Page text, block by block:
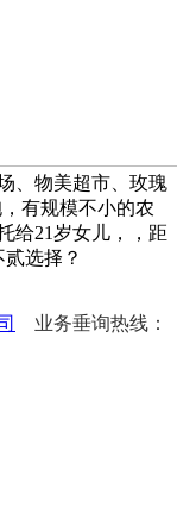
、物美超市、玫瑰
有规模不小的农
给21岁女儿，，距
选择？
业务垂询热线：